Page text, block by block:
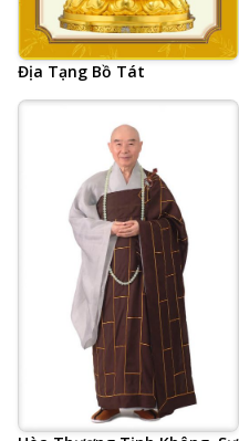
Địa Tạng Bồ Tát